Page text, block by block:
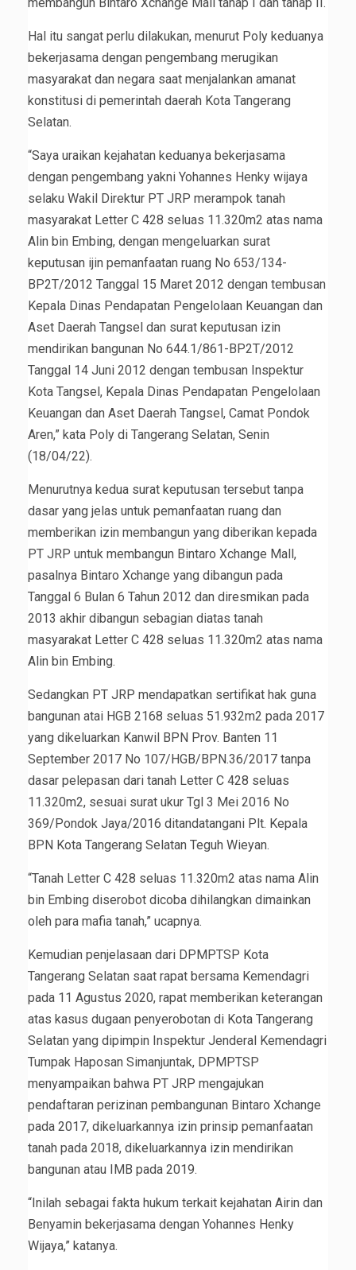
membangun Bintaro Xchange Mall tahap I dan tahap II.
Hal itu sangat perlu dilakukan, menurut Poly keduanya
bekerjasama dengan pengembang merugikan
masyarakat dan negara saat menjalankan amanat
konstitusi di pemerintah daerah Kota Tangerang
Selatan.
“Saya uraikan kejahatan keduanya bekerjasama
dengan pengembang yakni Yohannes Henky wijaya
selaku Wakil Direktur PT JRP merampok tanah
masyarakat Letter C 428 seluas 11.320m2 atas nama
Alin bin Embing, dengan mengeluarkan surat
keputusan ijin pemanfaatan ruang No 653/134-
BP2T/2012 Tanggal 15 Maret 2012 dengan tembusan
Kepala Dinas Pendapatan Pengelolaan Keuangan dan
Aset Daerah Tangsel dan surat keputusan izin
mendirikan bangunan No 644.1/861-BP2T/2012
Tanggal 14 Juni 2012 dengan tembusan Inspektur
Kota Tangsel, Kepala Dinas Pendapatan Pengelolaan
Keuangan dan Aset Daerah Tangsel, Camat Pondok
Aren,” kata Poly di Tangerang Selatan, Senin
(18/04/22).
Menurutnya kedua surat keputusan tersebut tanpa
dasar yang jelas untuk pemanfaatan ruang dan
memberikan izin membangun yang diberikan kepada
PT JRP untuk membangun Bintaro Xchange Mall,
pasalnya Bintaro Xchange yang dibangun pada
Tanggal 6 Bulan 6 Tahun 2012 dan diresmikan pada
2013 akhir dibangun sebagian diatas tanah
masyarakat Letter C 428 seluas 11.320m2 atas nama
Alin bin Embing.
Sedangkan PT JRP mendapatkan sertifikat hak guna
bangunan atai HGB 2168 seluas 51.932m2 pada 2017
yang dikeluarkan Kanwil BPN Prov. Banten 11
September 2017 No 107/HGB/BPN.36/2017 tanpa
dasar pelepasan dari tanah Letter C 428 seluas
11.320m2, sesuai surat ukur Tgl 3 Mei 2016 No
369/Pondok Jaya/2016 ditandatangani Plt. Kepala
BPN Kota Tangerang Selatan Teguh Wieyan.
“Tanah Letter C 428 seluas 11.320m2 atas nama Alin
bin Embing diserobot dicoba dihilangkan dimainkan
oleh para mafia tanah,” ucapnya.
Kemudian penjelasaan dari DPMPTSP Kota
Tangerang Selatan saat rapat bersama Kemendagri
pada 11 Agustus 2020, rapat memberikan keterangan
atas kasus dugaan penyerobotan di Kota Tangerang
Selatan yang dipimpin Inspektur Jenderal Kemendagri
Tumpak Haposan Simanjuntak, DPMPTSP
menyampaikan bahwa PT JRP mengajukan
pendaftaran perizinan pembangunan Bintaro Xchange
pada 2017, dikeluarkannya izin prinsip pemanfaatan
tanah pada 2018, dikeluarkannya izin mendirikan
bangunan atau IMB pada 2019.
“Inilah sebagai fakta hukum terkait kejahatan Airin dan
Benyamin bekerjasama dengan Yohannes Henky
Wijaya,” katanya.